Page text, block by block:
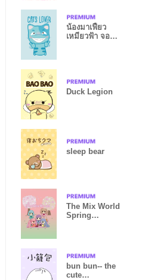
น้องมาเฟี้ยว
เหมียวฟ้า จอม
Duck Legion
sleep bear
The Mix World
Spring
bun bun-- the
cute